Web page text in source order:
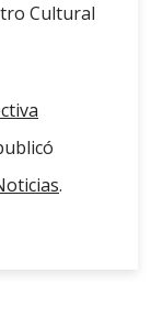
Cultural
.